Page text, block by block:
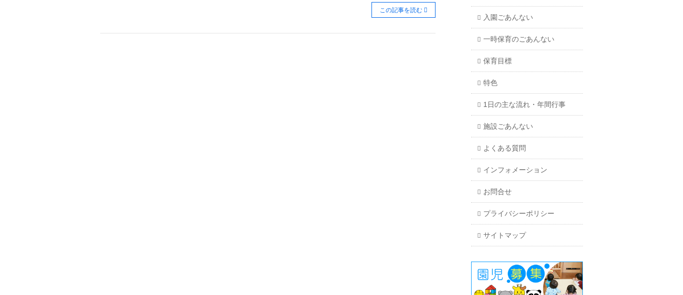
この記事を読む
入園ごあんない
一時保育のごあんない
保育目標
特色
1日の主な流れ・年間行事
施設ごあんない
よくある質問
インフォメーション
お問合せ
プライバシーポリシー
サイトマップ